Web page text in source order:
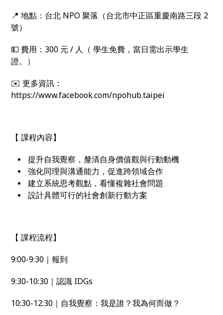
📍 地點：台北 NPO 聚落（台北市中正區重慶南路三段 2
號）
💵 費用：300 元 / 人（ 學生免費，當日需出示學生
證。）
✉️ 更多資訊：
https://www.facebook.com/npohub.taipei
【 課程內容】
提升自我覺察，釐清自身價值觀與行動動機
強化同理與溝通能力，促進跨領域合作
建立系統思考觀點，看懂複雜社會問題
設計具體可行的社會創新行動方案
【 課程流程】
9:00-9:30｜報到
9:30-10:30｜認識 IDGs
10:30-12:30｜自我覺察：我是誰？我為何而做？